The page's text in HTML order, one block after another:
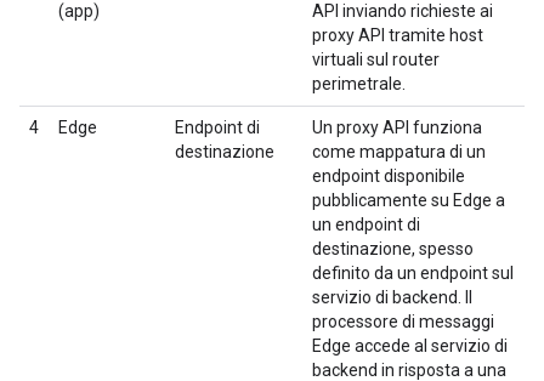
(app)
API inviando richieste ai
proxy API tramite host
virtuali sul router
perimetrale.
4 Edge
Endpoint di
destinazione
Un proxy API funziona
come mappatura di un
endpoint disponibile
pubblicamente su Edge a
un endpoint di
destinazione, spesso
definito da un endpoint sul
servizio di backend. Il
processore di messaggi
Edge accede al servizio di
backend in risposta a una